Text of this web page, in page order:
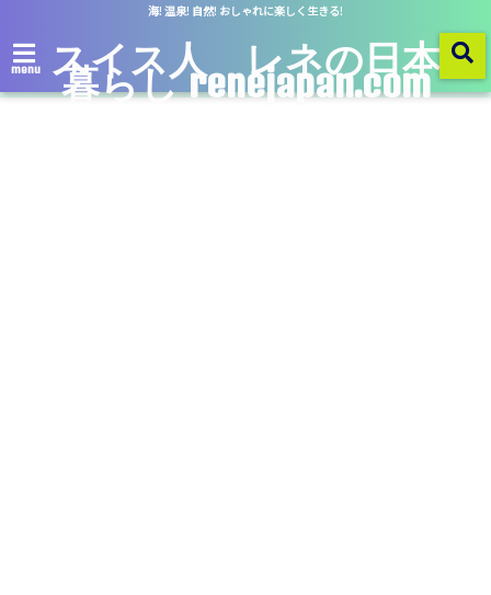
海! 温泉! 自然! おしゃれに楽しく生きる!
menu スイス人 レネの日本
暮らし renejapan.com